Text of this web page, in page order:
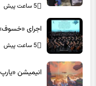
5 ساعت پیش
اجرای
5 ساعت پیش
انیمیشن